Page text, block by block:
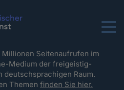
Menu
Seitenaufrufen im
Medium der freigeistig-
deutschsprachigen Raum.
Themenfinden Sie hier.